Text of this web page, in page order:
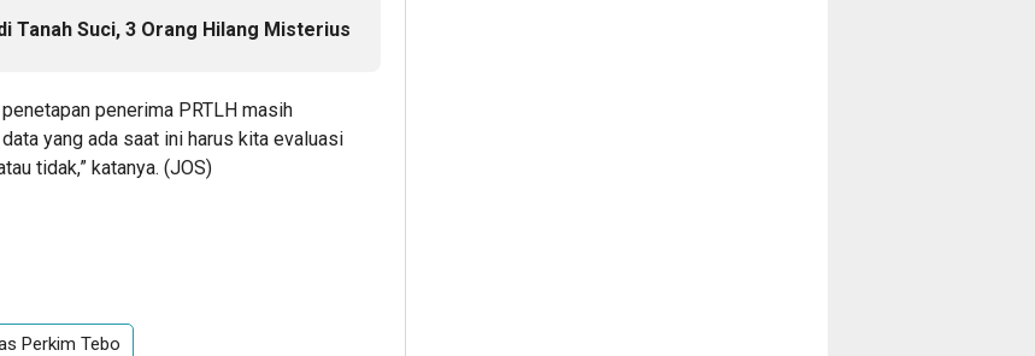
Tanah Suci, 3 Orang Hilang Misterius
penerima PRTLH masih
yang ada saat ini harus kita evaluasi
tidak,” katanya. (JOS)
Perkim Tebo